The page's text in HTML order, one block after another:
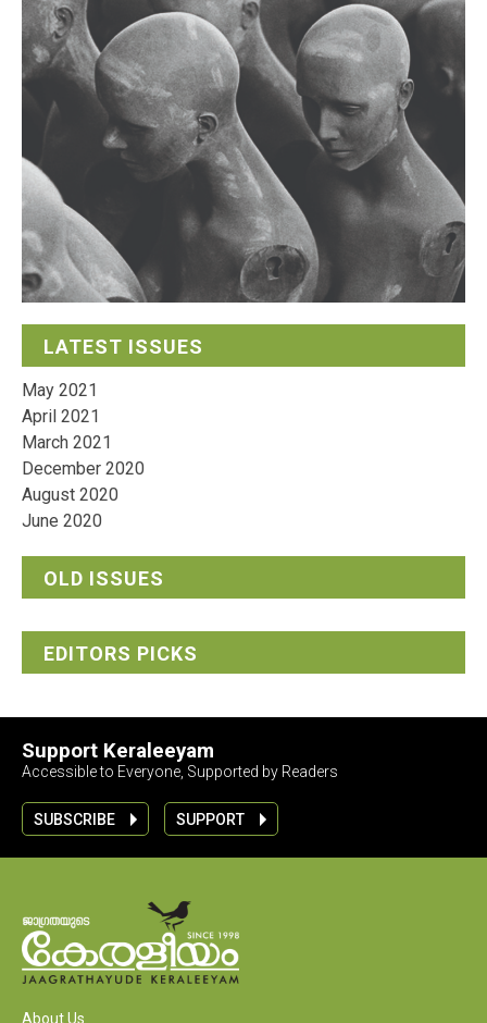
LATEST ISSUES
May 2021
April 2021
March 2021
December 2020
August 2020
June 2020
OLD ISSUES
EDITORS PICKS
Support Keraleeyam
Accessible to Everyone, Supported by Readers
SUBSCRIBE SUPPORT
About Us